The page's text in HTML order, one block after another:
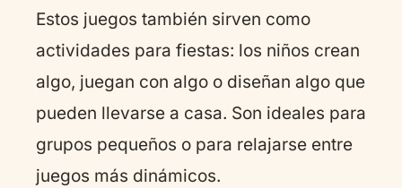
Estos juegos también sirven como
actividades para fiestas: los niños crean
algo, juegan con algo o diseñan algo que
pueden llevarse a casa. Son ideales para
grupos pequeños o para relajarse entre
juegos más dinámicos.